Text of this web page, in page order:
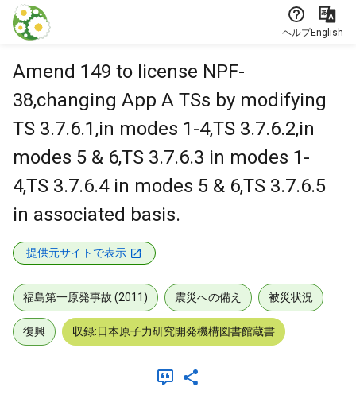
本文に飛ぶ
ヘルプEnglish
Amend 149 to license NPF-
38,changing App A TSs by modifying
TS 3.7.6.1,in modes 1-4,TS 3.7.6.2,in
modes 5 & 6,TS 3.7.6.3 in modes 1-
4,TS 3.7.6.4 in modes 5 & 6,TS 3.7.6.5
in associated basis.
提供元サイトで表示
福島第一原発事故 (2011) 震災への備え 被災状況
復興 収録:日本原子力研究開発機構図書館蔵書